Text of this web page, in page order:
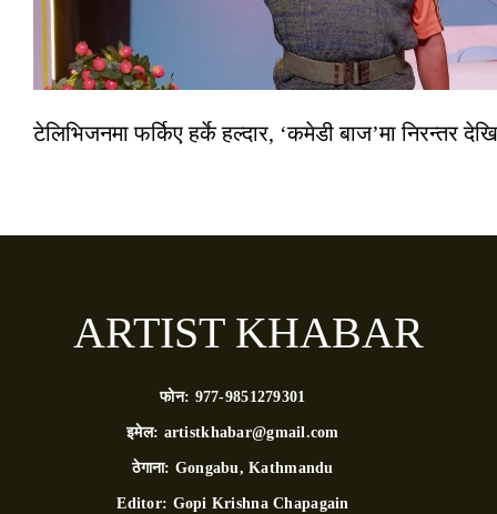
टेलिभिजनमा फर्किए हर्के हल्दार, ‘कमेडी बाज’मा निरन्तर
ARTIST KHABAR
फोन: 977-9851279301
इमेल: artistkhabar@gmail.com
ठेगाना: Gongabu, Kathmandu
Editor: Gopi Krishna Chapagain